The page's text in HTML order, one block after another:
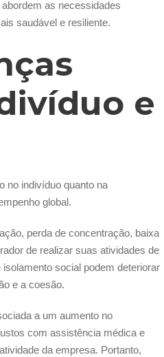
as necessidades
saudável e resiliente.
e
no indivíduo quanto na
global.
perda de concentração, baixa
de realizar suas atividades de
social podem deteriorar
e a coesão.
a um aumento no
com assistência médica e
da empresa. Portanto,